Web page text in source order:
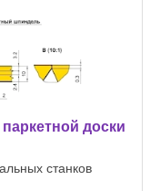
доски
станков